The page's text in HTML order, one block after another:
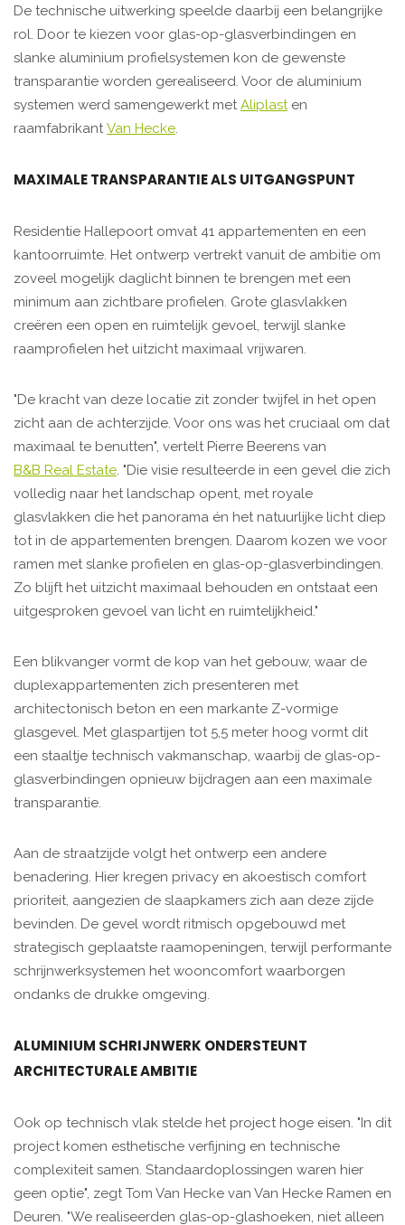
De technische uitwerking speelde daarbij een belangrijke
rol. Door te kiezen voor glas-op-glasverbindingen en
slanke aluminium profielsystemen kon de gewenste
transparantie worden gerealiseerd. Voor de aluminium
systemen werd samengewerkt metAliplasten
raamfabrikantVan Hecke.
MAXIMALE TRANSPARANTIE ALS UITGANGSPUNT
Residentie Hallepoort omvat 41 appartementen en een
kantoorruimte. Het ontwerp vertrekt vanuit de ambitie om
zoveel mogelijk daglicht binnen te brengen met een
minimum aan zichtbare profielen. Grote glasvlakken
creëren een open en ruimtelijk gevoel, terwijl slanke
raamprofielen het uitzicht maximaal vrijwaren.
"De kracht van deze locatie zit zonder twijfel in het open
zicht aan de achterzijde. Voor ons was het cruciaal om dat
maximaal te benutten", vertelt Pierre Beerens van
B&B Real Estate. "Die visie resulteerde in een gevel die zich
volledig naar het landschap opent, met royale
glasvlakken die het panorama én het natuurlijke licht diep
tot in de appartementen brengen. Daarom kozen we voor
ramen met slanke profielen en glas-op-glasverbindingen.
Zo blijft het uitzicht maximaal behouden en ontstaat een
uitgesproken gevoel van licht en ruimtelijkheid."
Een blikvanger vormt de kop van het gebouw, waar de
duplexappartementen zich presenteren met
architectonisch beton en een markante Z-vormige
glasgevel. Met glaspartijen tot 5,5 meter hoog vormt dit
een staaltje technisch vakmanschap, waarbij de glas-op-
glasverbindingen opnieuw bijdragen aan een maximale
transparantie.
Aan de straatzijde volgt het ontwerp een andere
benadering. Hier kregen privacy en akoestisch comfort
prioriteit, aangezien de slaapkamers zich aan deze zijde
bevinden. De gevel wordt ritmisch opgebouwd met
strategisch geplaatste raamopeningen, terwijl performante
schrijnwerksystemen het wooncomfort waarborgen
ondanks de drukke omgeving.
ALUMINIUM SCHRIJNWERK ONDERSTEUNT
ARCHITECTURALE AMBITIE
Ook op technisch vlak stelde het project hoge eisen. "In dit
project komen esthetische verfijning en technische
complexiteit samen. Standaardoplossingen waren hier
geen optie", zegt Tom Van Hecke van Van Hecke Ramen en
Deuren. "We realiseerden glas-op-glashoeken, niet alleen